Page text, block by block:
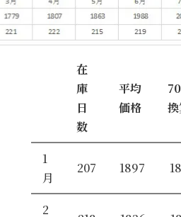
在
庫
日
数
平均
価格
1
月
207 1897
2